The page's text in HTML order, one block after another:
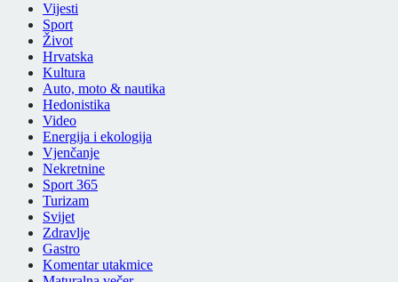
Vijesti
Sport
Život
Hrvatska
Kultura
Auto, moto & nautika
Hedonistika
Video
Energija i ekologija
Vjenčanje
Nekretnine
Sport 365
Turizam
Svijet
Zdravlje
Gastro
Komentar utakmice